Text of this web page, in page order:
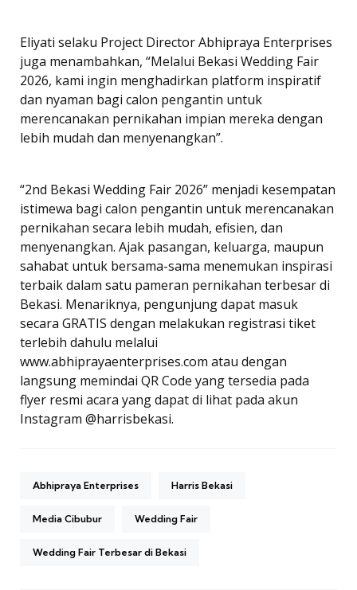
Eliyati selaku Project Director Abhipraya Enterprises
juga menambahkan, “Melalui Bekasi Wedding Fair
2026, kami ingin menghadirkan platform inspiratif
dan nyaman bagi calon pengantin untuk
merencanakan pernikahan impian mereka dengan
lebih mudah dan menyenangkan”.
“2nd Bekasi Wedding Fair 2026” menjadi kesempatan
istimewa bagi calon pengantin untuk merencanakan
pernikahan secara lebih mudah, efisien, dan
menyenangkan. Ajak pasangan, keluarga, maupun
sahabat untuk bersama-sama menemukan inspirasi
terbaik dalam satu pameran pernikahan terbesar di
Bekasi. Menariknya, pengunjung dapat masuk
secara GRATIS dengan melakukan registrasi tiket
terlebih dahulu melalui
www.abhiprayaenterprises.com atau dengan
langsung memindai QR Code yang tersedia pada
flyer resmi acara yang dapat di lihat pada akun
Instagram @harrisbekasi.
Abhipraya Enterprises Harris Bekasi
Media Cibubur Wedding Fair
Wedding Fair Terbesar di Bekasi